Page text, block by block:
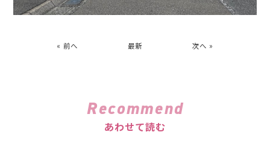
« 前へ 最新 次へ »
Recommend
あわせて読む